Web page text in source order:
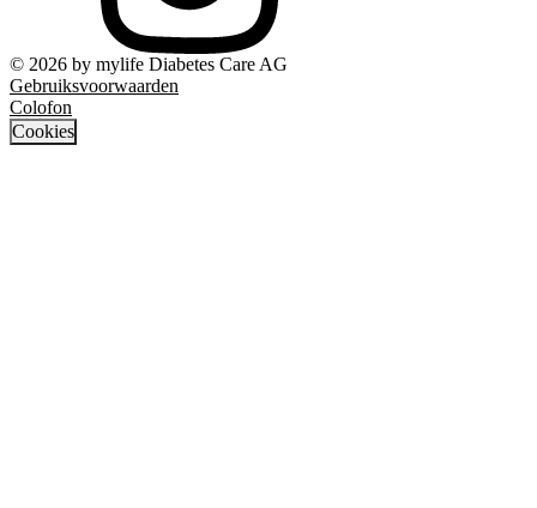
© 2026 by mylife Diabetes Care AG
Gebruiksvoorwaarden
Colofon
Cookies